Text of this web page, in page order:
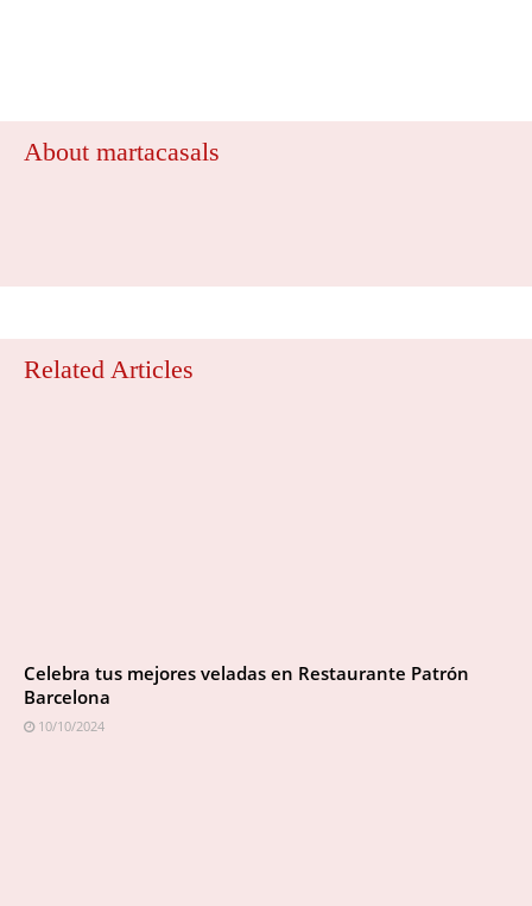
About martacasals
Related Articles
Celebra tus mejores veladas en Restaurante Patrón
Barcelona
10/10/2024